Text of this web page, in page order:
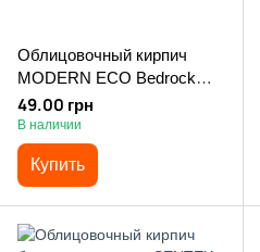
Облицовочный кирпич
MODERN ECO Bedrock
Light
49.00 грн
В наличии
Купить